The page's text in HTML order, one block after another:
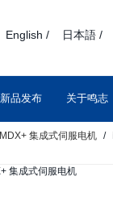
English / 日本語 /
新品发布 关于鸣志
MDX+ 集成式伺服电机